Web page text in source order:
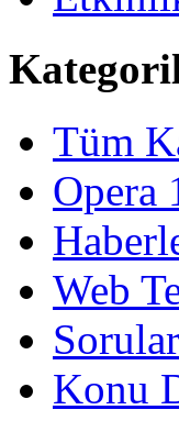
Tüm
Opera
Web
Sorular
Konu